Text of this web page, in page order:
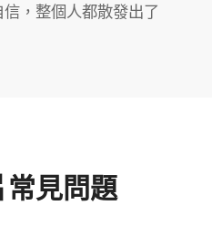
，整個人都散發出了
常見問題